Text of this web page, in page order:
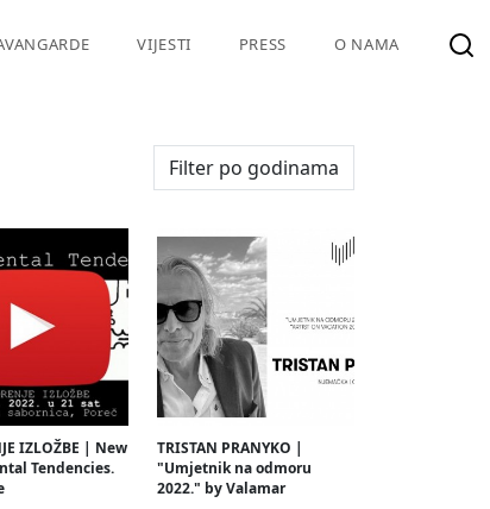
VIJESTI PRESS O NAMA
IZLOŽBE | New
Tendencies.
TRISTAN PRANYKO |
"Umjetnik na odmoru
2022." by Valamar